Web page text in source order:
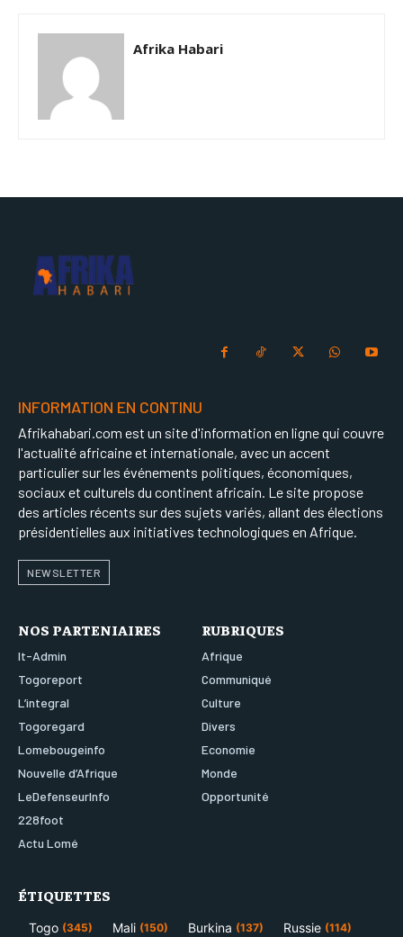
Afrika Habari
INFORMATION EN CONTINU
Afrikahabari.com est un site d'information en ligne qui couvre
l'actualité africaine et internationale, avec un accent
particulier sur les événements politiques, économiques,
sociaux et culturels du continent africain. Le site propose
des articles récents sur des sujets variés, allant des élections
présidentielles aux initiatives technologiques en Afrique.
NEWSLETTER
NOS PARTENIAIRES
It-Admin
Togoreport
L’integral
Togoregard
Lomebougeinfo
Nouvelle d’Afrique
LeDefenseurInfo
228foot
Actu Lomé
RUBRIQUES
Afrique
Communiqué
Culture
Divers
Economie
Monde
Opportunité
ÉTIQUETTES
Togo (345) Mali (150) Burkina (137) Russie (114)